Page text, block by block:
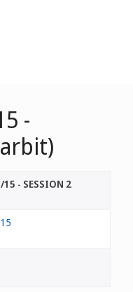
-
- SESSION 2